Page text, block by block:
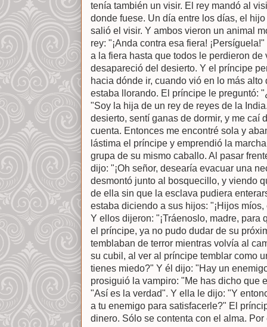
tenía también un visir. El rey mandó al
donde fuese. Un día entre los días, el
salió el visir. Y ambos vieron un animal
rey: "¡Anda contra esa fiera!
a la fiera hasta que todos le perdieron de
desapareció del desierto. Y el príncipe
hacia dónde ir, cuando vió en lo más
estaba llorando. El príncipe le preguntó:
"Soy la hija de un rey de reyes de la
desierto, sentí ganas de dormir, y me caí
cuenta. Entonces me encontré sola y
lástima el príncipe y emprendió la
grupa de su mismo caballo. Al pasar
dijo: "¡Oh señor, desearía evacuar una
desmontó junto al bosquecillo, y viendo
de ella sin que la esclava pudiera
estaba diciendo a sus hijos: "¡Hijos
Y ellos dijeron: "¡Tráenoslo, madre, para
el príncipe, ya no pudo dudar de su
temblaban de terror mientras volvía al
su cubil, al ver al príncipe temblar como
tienes miedo?" Y él dijo: "Hay un
prosiguió la vampiro: "Me has dicho que
"Así es la verdad". Y ella le dijo: "Y
a tu enemigo para satisfacerle?" El
dinero. Sólo se contenta con el alma.